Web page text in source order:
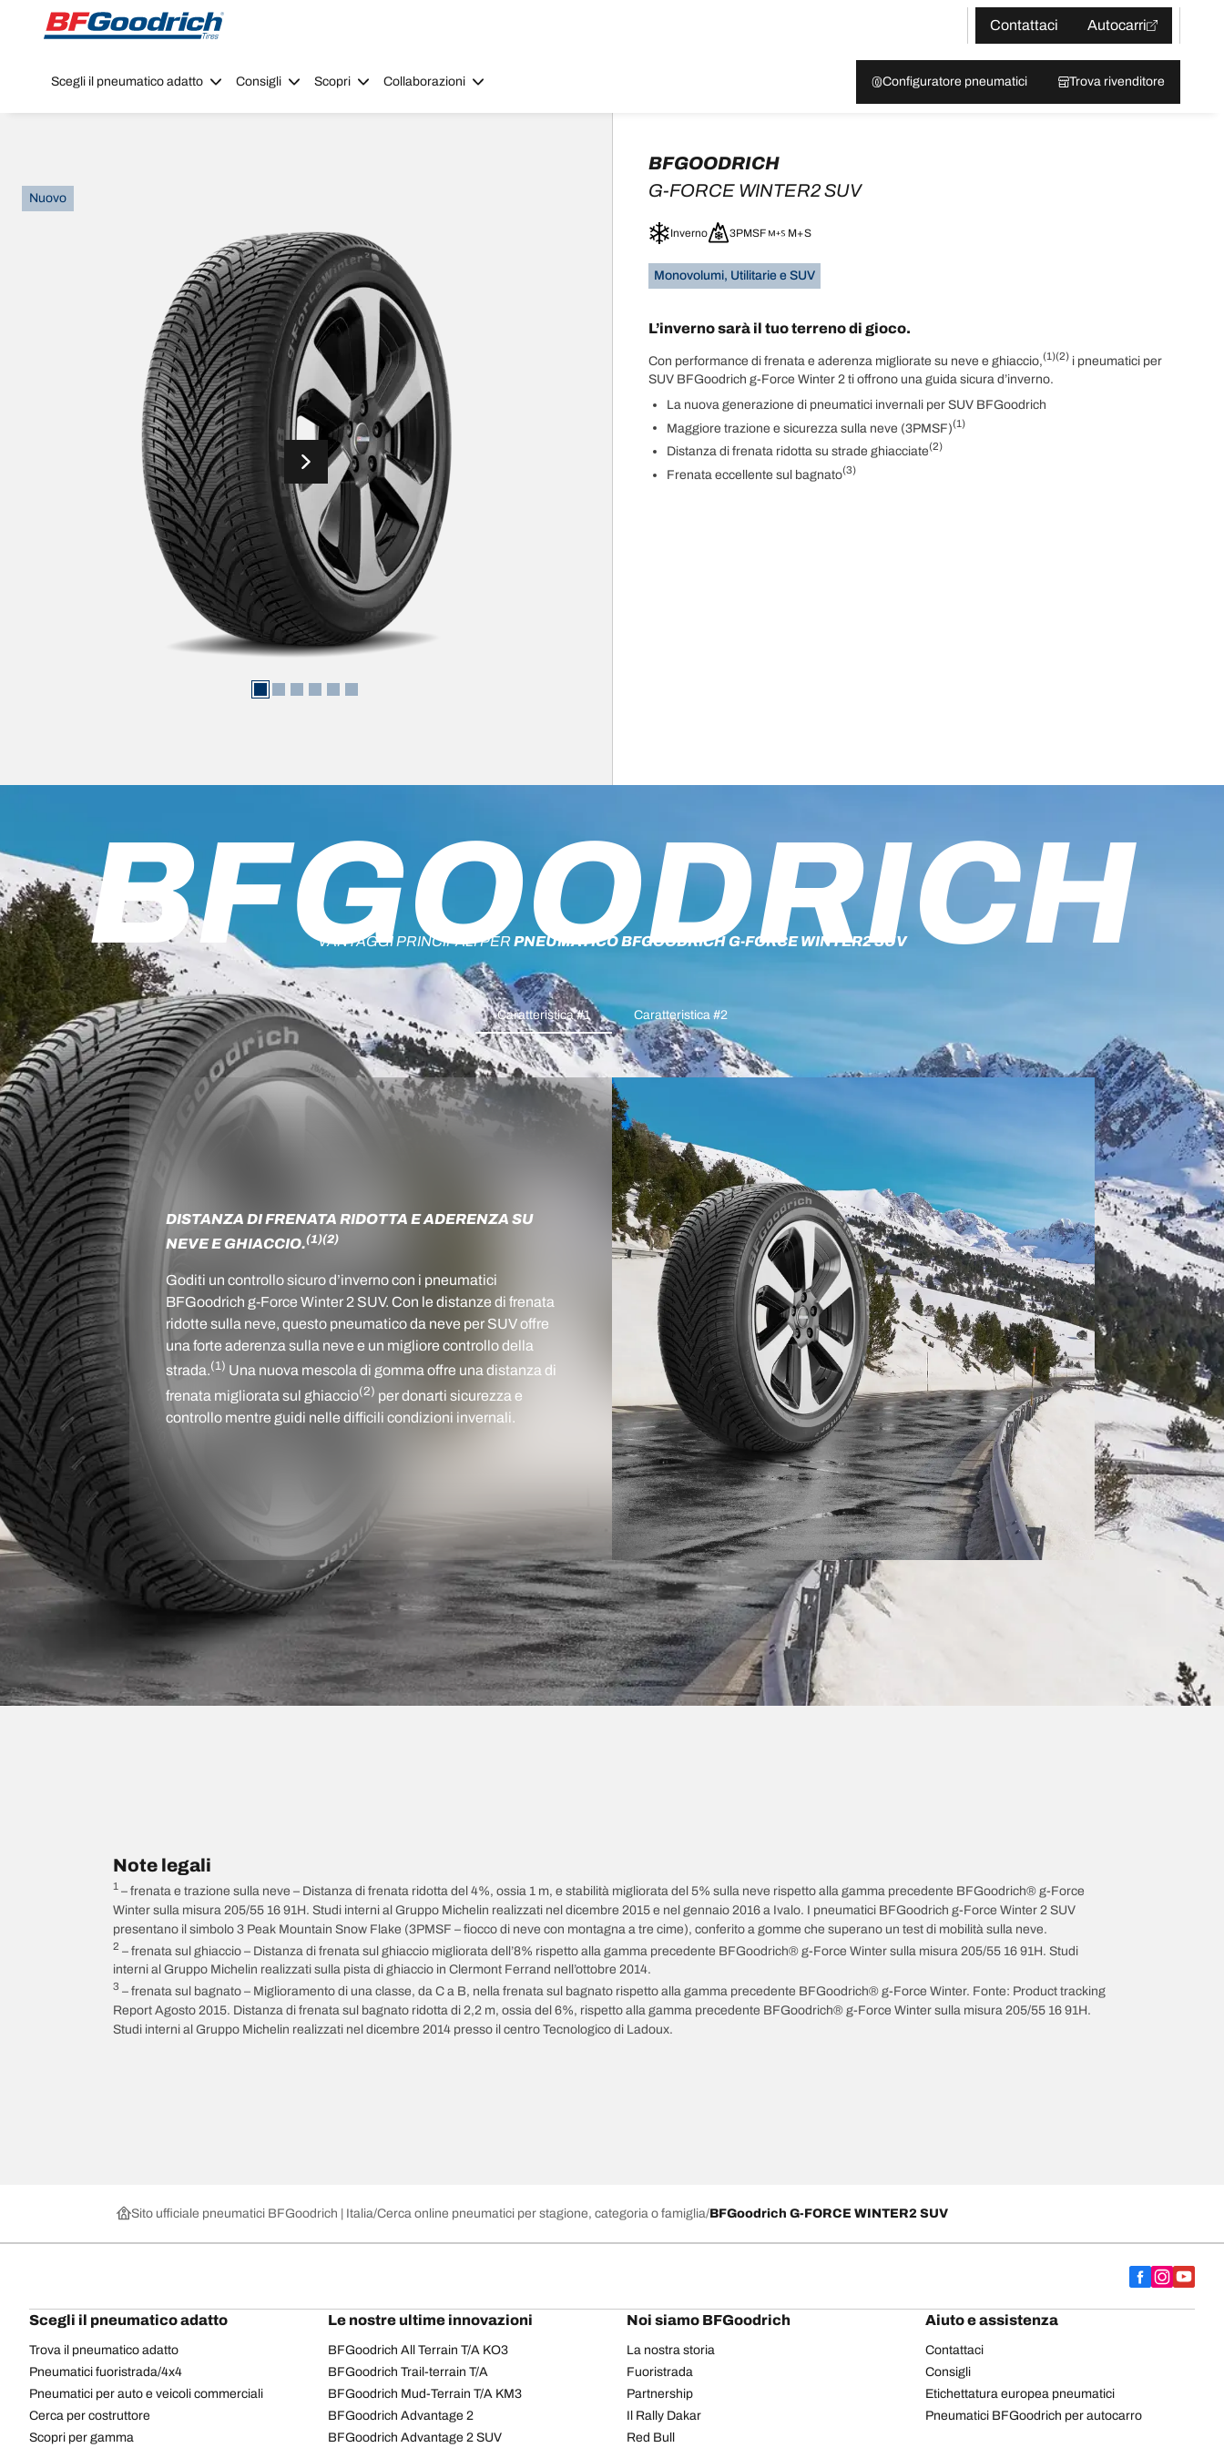
Go to page content
Go to page navigation
Contattaci
Autocarri
Scegli il pneumatico adatto Consigli Scopri Collaborazioni Configuratore pneumatici Trova rivenditore
Nuovo
BFGOODRICH
G-FORCE WINTER2 SUV
Inverno 3PMSF M+S
Monovolumi, Utilitarie e SUV
L’inverno sarà il tuo terreno di gioco.
Con performance di frenata e aderenza migliorate su neve e ghiaccio,(1)(2) i pneumatici per
SUV BFGoodrich g-Force Winter 2 ti offrono una guida sicura d’inverno.
La nuova generazione di pneumatici invernali per SUV BFGoodrich
Maggiore trazione e sicurezza sulla neve (3PMSF)(1)
Distanza di frenata ridotta su strade ghiacciate(2)
Frenata eccellente sul bagnato(3)
BFGOODRICH
VANTAGGI PRINCIPALI PERPNEUMATICO BFGOODRICH G-FORCE WINTER2 SUV
Caratteristica #1 Caratteristica #2
DISTANZA DI FRENATA RIDOTTA E ADERENZA SU
NEVE E GHIACCIO.(1)(2)
Goditi un controllo sicuro d’inverno con i pneumatici
BFGoodrich g-Force Winter 2 SUV. Con le distanze di frenata
ridotte sulla neve, questo pneumatico da neve per SUV offre
una forte aderenza sulla neve e un migliore controllo della
strada.(1) Una nuova mescola di gomma offre una distanza di
frenata migliorata sul ghiaccio(2) per donarti sicurezza e
controllo mentre guidi nelle difficili condizioni invernali.
Note legali
1 – frenata e trazione sulla neve – Distanza di frenata ridotta del 4%, ossia 1 m, e stabilità migliorata del 5% sulla neve rispetto alla gamma precedente BFGoodrich® g-Force
Winter sulla misura 205/55 16 91H. Studi interni al Gruppo Michelin realizzati nel dicembre 2015 e nel gennaio 2016 a Ivalo. I pneumatici BFGoodrich g-Force Winter 2 SUV
presentano il simbolo 3 Peak Mountain Snow Flake (3PMSF – fiocco di neve con montagna a tre cime), conferito a gomme che superano un test di mobilità sulla neve.
2 – frenata sul ghiaccio – Distanza di frenata sul ghiaccio migliorata dell’8% rispetto alla gamma precedente BFGoodrich® g-Force Winter sulla misura 205/55 16 91H. Studi
interni al Gruppo Michelin realizzati sulla pista di ghiaccio in Clermont Ferrand nell’ottobre 2014.
3 – frenata sul bagnato – Miglioramento di una classe, da C a B, nella frenata sul bagnato rispetto alla gamma precedente BFGoodrich® g-Force Winter. Fonte: Product tracking
Report Agosto 2015. Distanza di frenata sul bagnato ridotta di 2,2 m, ossia del 6%, rispetto alla gamma precedente BFGoodrich® g-Force Winter sulla misura 205/55 16 91H.
Studi interni al Gruppo Michelin realizzati nel dicembre 2014 presso il centro Tecnologico di Ladoux.
Sito ufficiale pneumatici BFGoodrich | Italia Cerca online pneumatici per stagione, categoria o famiglia BFGoodrich G-FORCE WINTER2 SUV
Scegli il pneumatico adatto
Trova il pneumatico adatto
Pneumatici fuoristrada/4x4
Pneumatici per auto e veicoli commerciali
Cerca per costruttore
Scopri per gamma
Le nostre ultime innovazioni
BFGoodrich All Terrain T/A KO3
BFGoodrich Trail-terrain T/A
BFGoodrich Mud-Terrain T/A KM3
BFGoodrich Advantage 2
BFGoodrich Advantage 2 SUV
Noi siamo BFGoodrich
La nostra storia
Fuoristrada
Partnership
Il Rally Dakar
Red Bull
Aiuto e assistenza
Contattaci
Consigli
Etichettatura europea pneumatici
Pneumatici BFGoodrich per autocarro